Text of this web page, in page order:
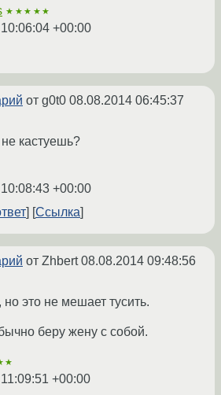
★★★★★
+00:00
от g0t0 08.08.2014 06:45:37
кастуешь?
+00:00
Ссылка
от Zhbert08.08.2014 09:48:56
это не мешает тусить.
беру жену с собой.
+00:00